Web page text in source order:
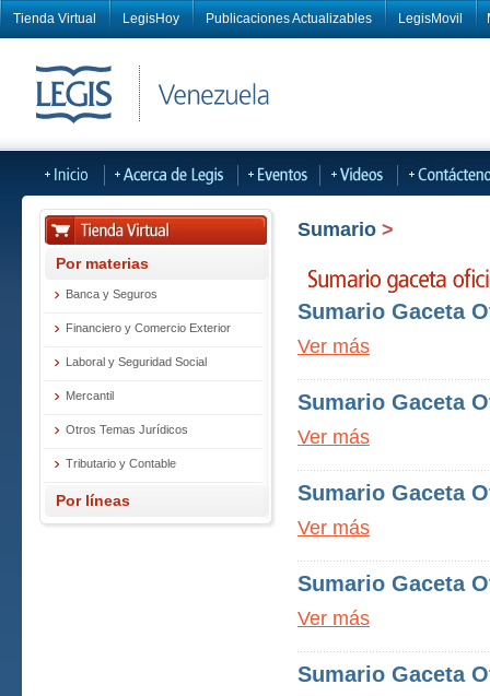
Tienda Virtual LegisHoy Publicaciones Actualizables LegisMovil
Por materias
Banca y Seguros
Financiero y Comercio Exterior
Laboral y Seguridad Social
Mercantil
Otros Temas Jurídicos
Tributario y Contable
Por líneas
Sumario >
Sumario Gaceta
Ver más
Sumario Gaceta
Ver más
Sumario Gaceta
Ver más
Sumario Gaceta
Ver más
Sumario Gaceta